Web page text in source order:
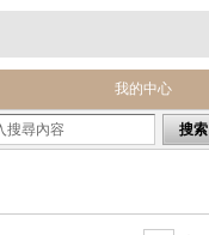
我的中心
搜索